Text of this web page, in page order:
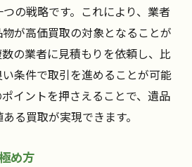
の戦略です。これにより、業者
が高価買取の対象となることが
の業者に見積もりを依頼し、比
条件で取引を進めることが可能
イントを押さえることで、遺品
る買取が実現できます。
め方